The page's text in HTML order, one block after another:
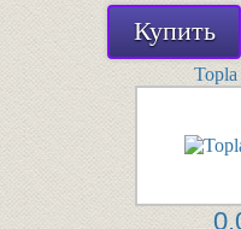
Купить